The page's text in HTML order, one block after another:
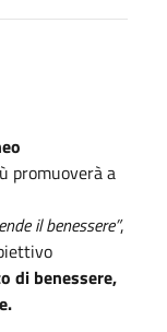
promuoverà a
il benessere”,
di benessere,